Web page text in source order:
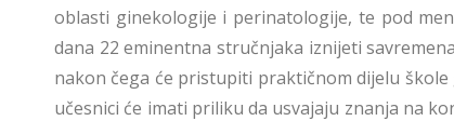
oblasti ginekologije i perinatologije, te pod
dana 22 eminentna stručnjaka iznijeti
nakon čega će pristupiti praktičnom dijelu
učesnici će imati priliku da usvajaju znanja na